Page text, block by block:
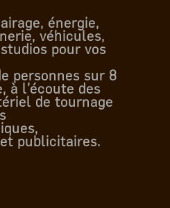
énergie,
véhicules,
pour vos
personnes sur 8
à l’écoute des
de tournage
publicitaires.